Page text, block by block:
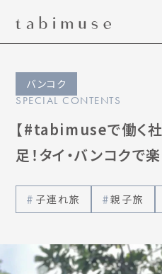
バンコク
SPECIAL CONTENTS
【#tabimuseで働く
足！タイ・バンコクで
子連れ旅 親子旅